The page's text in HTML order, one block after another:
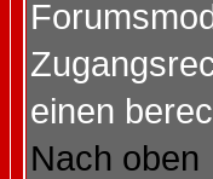
einen
Nach oben